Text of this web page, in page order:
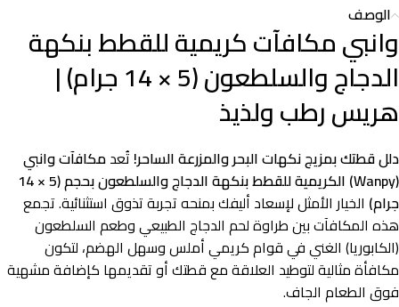
الوصف
وانبي مكافآت كريمية للقطط بنكهة
الدجاج والسلطعون (5 × 14 جرام) |
هريس رطب ولذيذ
دلل قطتك بمزيج نكهات البحر والمزرعة الساحر! تُعدمكافآت وانبي
(Wanpy) الكريمية للقطط بنكهة الدجاج والسلطعون بحجم (5 × 14
جرام) الخيار الأمثل لإسعاد أليفك بمنحه تجربة تذوق استثنائية. تجمع
هذه المكافآت بين طراوة لحم الدجاج الطبيعي وطعم السلطعون
(الكابوريا) الغني في قوام كريمي أملس وسهل الهضم، لتكون
مكافأة مثالية لتوطيد العلاقة مع قطتك أو تقديمها كإضافة مشهية
فوق الطعام الجاف.